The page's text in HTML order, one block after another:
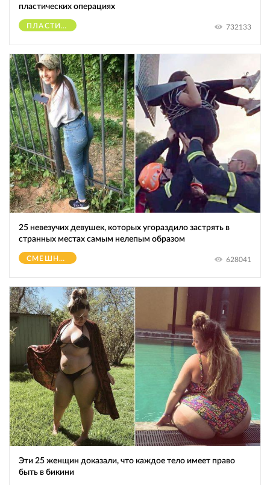
пластических операциях
ПЛАСТИЧЕСКИЕ ОПЕРАЦИИ 732133
25 невезучих девушек, которых угораздило застрять в
странных местах самым нелепым образом
СМЕШНОЕ 628041
Эти 25 женщин доказали, что каждое тело имеет право
быть в бикини